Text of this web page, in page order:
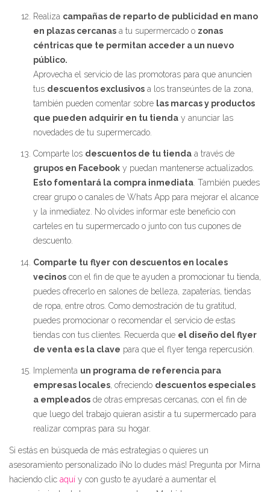
Realiza campañas de reparto de publicidad en mano
en plazas cercanas a tu supermercado o zonas
céntricas que te permitan acceder a un nuevo
público.
Aprovecha el servicio de las promotoras para que anuncien
tus descuentos exclusivos a los transeúntes de la zona,
también pueden comentar sobre las marcas y productos
que pueden adquirir en tu tienda y anunciar las
novedades de tu supermercado.
Comparte los descuentos de tu tienda a través de
grupos en Facebook y puedan mantenerse actualizados.
Esto fomentará la compra inmediata . También puedes
crear grupo o canales de Whats App para mejorar el alcance
y la inmediatez. No olvides informar este beneficio con
carteles en tu supermercado o junto con tus cupones de
descuento.
Comparte tu flyer con descuentos en locales
vecinos con el fin de que te ayuden a promocionar tu tienda,
puedes ofrecerlo en salones de belleza, zapaterías, tiendas
de ropa, entre otros. Como demostración de tu gratitud,
puedes promocionar o recomendar el servicio de estas
tiendas con tus clientes. Recuerda que el diseño del flyer
de venta es la clave para que el flyer tenga repercusión.
Implementa un programa de referencia para
empresas locales , ofreciendo descuentos especiales
a empleados de otras empresas cercanas, con el fin de
que luego del trabajo quieran asistir a tu supermercado para
realizar compras para su hogar.
Si estás en búsqueda de más estrategias o quieres un
asesoramiento personalizado ¡No lo dudes más! Pregunta por Mirna
haciendo clic aquí y con gusto te ayudaré a aumentar el